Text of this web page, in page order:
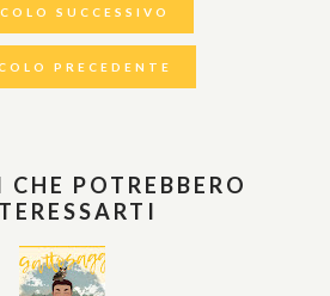
SUCCESSIVO
PRECEDENTE
POTREBBERO